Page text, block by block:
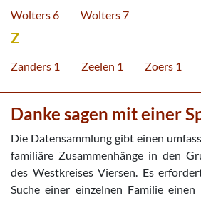
Wolters 6 Wolters 7
Z
Zanders 1 Zeelen 1 Zoers 1
Danke sagen mit einer
Die Datensammlung gibt einen
familiäre Zusammenhänge in den
des Westkreises Viersen. Es
Suche einer einzelnen Familie